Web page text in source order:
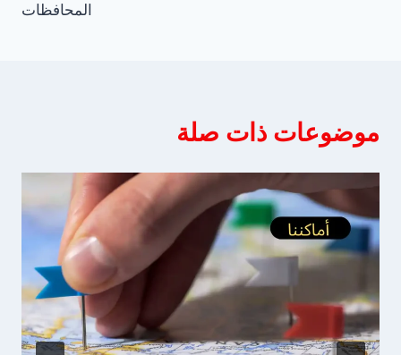
المحافظات
موضوعات ذات صلة